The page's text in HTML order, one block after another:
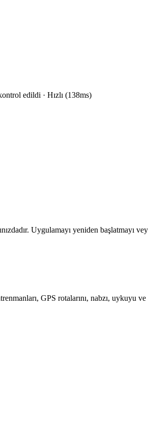
edildi · Hızlı (138ms)
Uygulamayı yeniden başlatmayı
GPS rotalarını, nabzı, uykuyu